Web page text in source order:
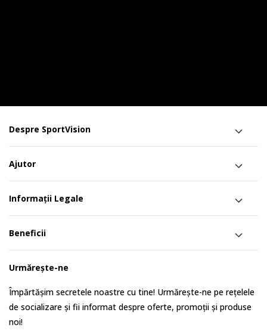
Despre SportVision
Ajutor
Informații Legale
Beneficii
Urmărește-ne
Împărtășim secretele noastre cu tine! Urmărește-ne pe rețelele
de socializare și fii informat despre oferte, promoții și produse
noi!